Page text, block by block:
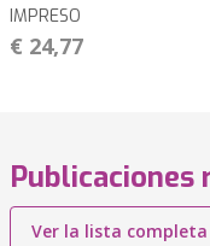
IMPRESO
€ 24,77
Publicaciones
Ver la lista completa